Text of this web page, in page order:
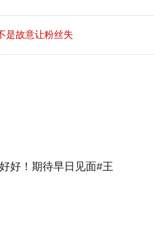
是故意让粉丝失
是故意让粉丝失
好！期待早日见面#王